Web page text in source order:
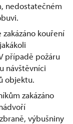
nedostatečném
kouření
případě požáru
návštěvníci
objektu.
zakázáno
výbušniny